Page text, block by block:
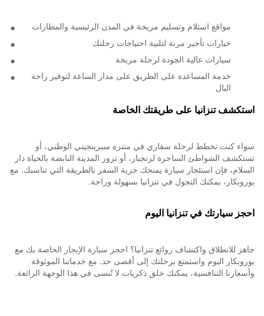
مواقع استلام وتسليم مريحة في المدن الرئيسية والمطارات
خيارات تأجير مرنة لتلبية احتياجات رحلتك
سيارات عالية الجودة لرحلة مريحة
خدمة المساعدة على الطريق على مدار الساعة لتوفير راحة
البال
استكشف تنزانيا على طريقتك الخاصة
سواء كنت تخطط لرحلة سفاري في متنزه سيرينجيتي الوطني، أو
تستكشف الشواطئ الساحرة لزنجبار، أو تزور المدينة النابضة بالحياة دار
السلام، فإن استئجار سيارة يمنحك حرية السفر بالطريقة التي تناسبك. مع
يوروبكار، يمكنك التجول في تنزانيا بسهولة وراحة.
احجز سيارتك في تنزانيا اليوم
جاهز للانطلاق واكتشاف روائع تنزانيا؟ احجز سيارة الإيجار الخاصة بك مع
يوروبكار اليوم واستمتع برحلتك إلى أقصى حد. مع خدماتنا الموثوقة
وأسعارنا التنافسية، يمكنك خلق ذكريات لا تُنسى في هذا الوجهة الرائعة.